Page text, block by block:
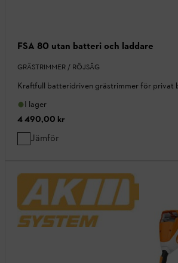
FSA 80 utan batteri och laddare
GRÄSTRIMMER / RÖJSÅG
Kraftfull batteridriven grästrimmer för privat
I lager
4 490,00 kr
Jämför